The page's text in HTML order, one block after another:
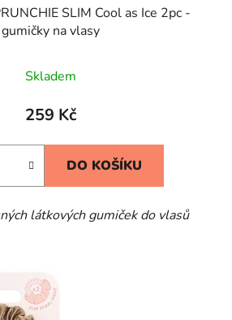
SLIM Cool as Ice 2pc -
gumičky na vlasy
Skladem
259 Kč
DO KOŠÍKU
látkových gumiček do vlasů